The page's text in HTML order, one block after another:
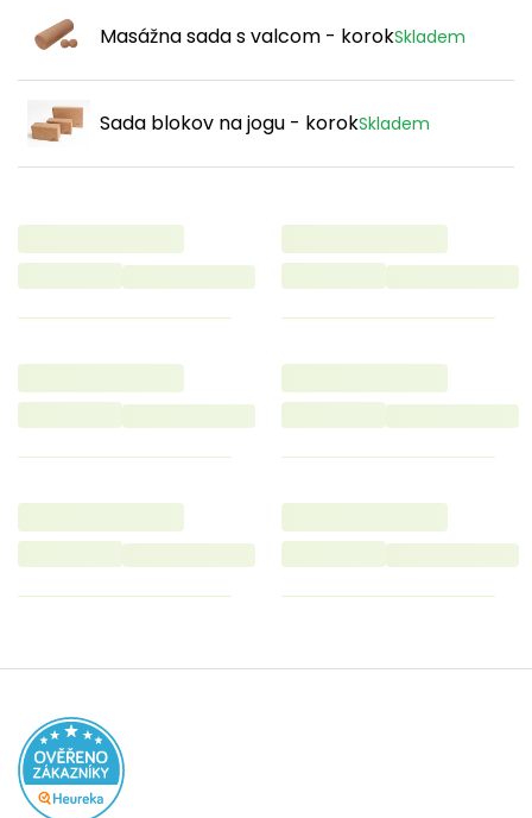
Masážna sada s valcom - korokSkladem
Sada blokov na jogu - korokSkladem